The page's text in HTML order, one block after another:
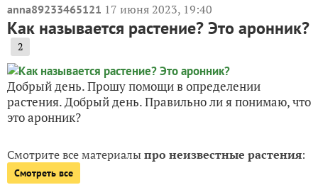
anna89233465121 17 июня 2023, 19:40
Как называется растение? Это аронник?
2
Добрый день. Прошу помощи в определении
растения. Добрый день. Правильно ли я понимаю, что
это аронник?
Смотрите все материалыпро неизвестные растения:
Смотреть все